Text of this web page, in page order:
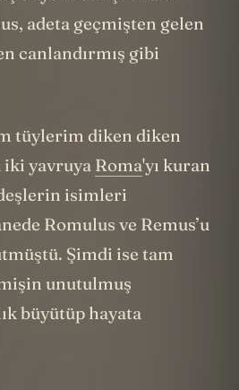
duyulmamıştı. Yani
adeta geçmişten gelen
canlandırmış gibi
tüylerim diken diken
iki yavruyaRoma
isimleri
Romulus ve Remus’u
Şimdi ise tam
unutulmuş
büyütüp hayata